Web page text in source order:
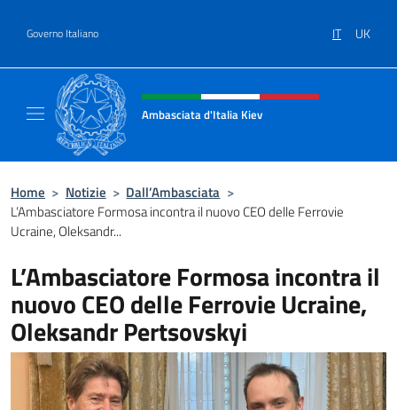
Governo Italiano IT UK
Intestazione sito, social e menù
Ambasciata d'Italia Kiev
Home > Notizie > Dall’Ambasciata >
L’Ambasciatore Formosa incontra il nuovo CEO delle Ferrovie
Ucraine, Oleksandr...
L’Ambasciatore Formosa incontra il
nuovo CEO delle Ferrovie Ucraine,
Oleksandr Pertsovskyi